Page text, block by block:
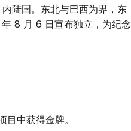
陆国。东北与巴西为界，东
8 月 6 日宣布独立，为纪念
中获得金牌。